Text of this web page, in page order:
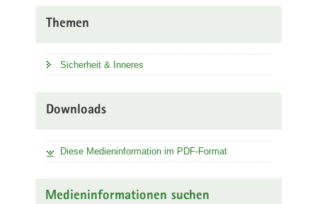
Themen
Sicherheit & Inneres
Downloads
Diese Medieninformation im PDF-Format
Medieninformationen suchen